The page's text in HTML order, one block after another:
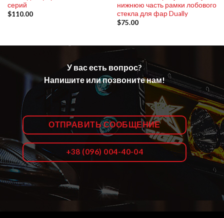
серий
$110.00
нижнюю часть рамки лобового
стекла для фар Dually
$75.00
У вас есть вопрос?
Напишите или позвоните нам!
ОТПРАВИТЬ СООБЩЕНИЕ
+38 (096) 004-40-04